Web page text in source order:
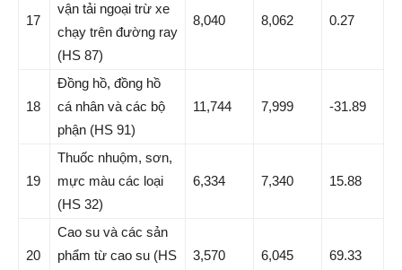
17
vận tải ngoại trừ xe
chạy trên đường ray
(HS 87)
8,040 8,062 0.27
18
Đồng hồ, đồng hồ
cá nhân và các bộ
phận (HS 91)
11,744 7,999 -31.89
19
Thuốc nhuộm, sơn,
mực màu các loại
(HS 32)
6,334 7,340 15.88
20
Cao su và các sản
phẩm từ cao su (HS
3,570 6,045 69.33